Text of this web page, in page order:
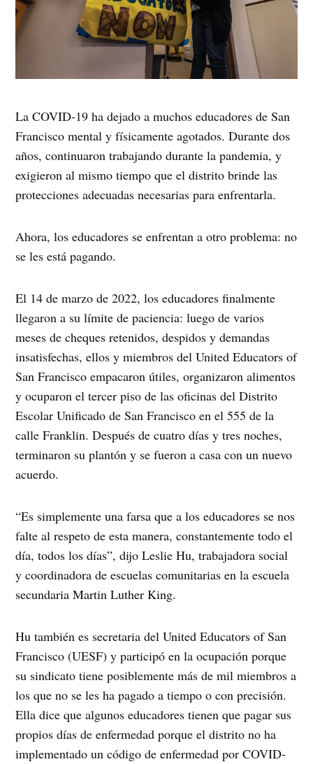
La COVID-19 ha dejado a muchos educadores de San
Francisco mental y físicamente agotados. Durante dos
años, continuaron trabajando durante la pandemia, y
exigieron al mismo tiempo que el distrito brinde las
protecciones adecuadas necesarias para enfrentarla.
Ahora, los educadores se enfrentan a otro problema: no
se les está pagando.
El 14 de marzo de 2022, los educadores finalmente
llegaron a su límite de paciencia: luego de varios
meses de cheques retenidos, despidos y demandas
insatisfechas, ellos y miembros del United Educators of
San Francisco empacaron útiles, organizaron alimentos
y ocuparon el tercer piso de las oficinas del Distrito
Escolar Unificado de San Francisco en el 555 de la
calle Franklin. Después de cuatro días y tres noches,
terminaron su plantón y se fueron a casa con un nuevo
acuerdo.
“Es simplemente una farsa que a los educadores se nos
falte al respeto de esta manera, constantemente todo el
día, todos los días”, dijo Leslie Hu, trabajadora social
y coordinadora de escuelas comunitarias en la escuela
secundaria Martin Luther King.
Hu también es secretaria del United Educators of San
Francisco (UESF) y participó en la ocupación porque
su sindicato tiene posiblemente más de mil miembros a
los que no se les ha pagado a tiempo o con precisión.
Ella dice que algunos educadores tienen que pagar sus
propios días de enfermedad porque el distrito no ha
implementado un código de enfermedad por COVID-